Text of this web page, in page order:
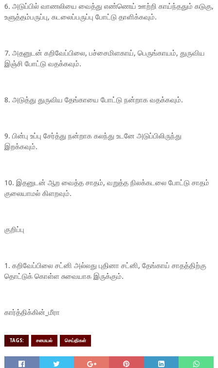
6. அடுப்பில் வாணலியை வைத்து எண்ணெய் ஊற்றி காய்ந்ததும் கடுகு,
உளுத்தம்பருப்பு, கடலைப்பருப்பு போட்டு தாளிக்கவும்.
7. அதனுடன் கறிவேப்பிலை, பச்சைமிளகாய், பெருங்காயம், துருவிய
இஞ்சி போட்டு வதக்கவும்.
8. அடுத்து துருவிய தேங்காயை போட்டு நன்றாக வதக்கவும்.
9. பின்பு உப்பு சேர்த்து நன்றாக கலந்து உடனே அடுப்பிலிருந்து
இறக்கவும்.
10. இதனுடன் ஆற வைத்த சாதம், வறுத்த நிலக்கடலை போட்டு சாதம்
குலையாமல் கிளறவும்.
குறிப்பு
1. கறிவேப்பிலை சட்னி அல்லது புதினா சட்னி, தேங்காய் சாதத்திற்கு
தொட்டுக் கொள்ள சுவையாக இருக்கும்.
கார்த்திக்கின்_மீரா
TAGS: சமையல் செய்திகள்